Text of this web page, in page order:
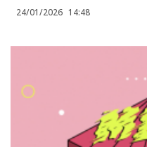
24/01/2026 14:48